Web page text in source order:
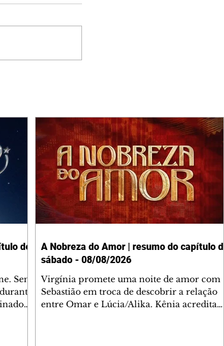
de
Sem
A Nobreza do Amor | resumo do capítulo de
sábado - 08/08/2026
Virgínia promete uma noite de amor com
Sebastião em troca de descobrir a relação
entre Omar e Lúcia/Alika. Kênia acredita